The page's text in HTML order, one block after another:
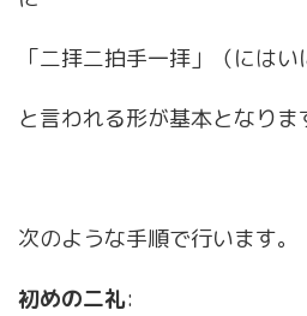
「二拝二拍手一拝」（にはい
と言われる形が基本となりま
次のような手順で行います。
初めの二礼: